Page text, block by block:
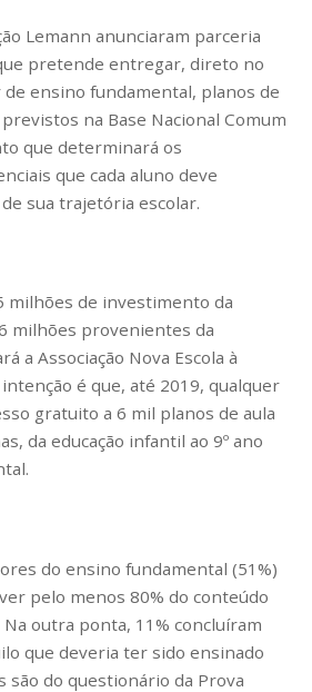
Lemann anunciaram parceria
pretende entregar, direto no
ensino fundamental, planos de
na Base Nacional Comum
que determinará os
que cada aluno deve
sua trajetória escolar.
milhões de investimento da
milhões provenientes da
a Associação Nova Escola à
é que, até 2019, qualquer
gratuito a 6 mil planos de aula
da educação infantil ao 9º ano
do ensino fundamental (51%)
pelo menos 80% do conteúdo
outra ponta, 11% concluíram
que deveria ter sido ensinado
são do questionário da Prova